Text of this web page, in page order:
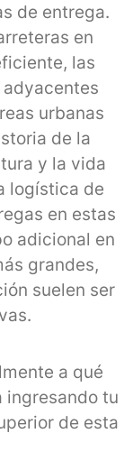
de entrega.
en
las
urbanas
de la
y la vida
logística de
en estas
adicional en
grandes,
suelen ser
a qué
ingresando tu
de esta